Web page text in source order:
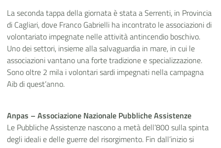
La seconda tappa della giornata è stata a Serrenti, in Provincia
di Cagliari, dove Franco Gabrielli ha incontrato le associazioni di
volontariato impegnate nelle attività antincendio boschivo.
Uno dei settori, insieme alla salvaguardia in mare, in cui le
associazioni vantano una forte tradizione e specializzazione.
Sono oltre 2 mila i volontari sardi impegnati nella campagna
Aib di quest’anno.
Anpas – Associazione Nazionale Pubbliche Assistenze
Le Pubbliche Assistenze nascono a metà dell’800 sulla spinta
degli ideali e delle guerre del risorgimento. Fin dall’inizio si